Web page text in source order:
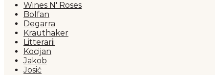
Wines N' Roses
Bolfan
Degarra
Krauthaker
Litterarii
Kocijan
Jakob
Josić